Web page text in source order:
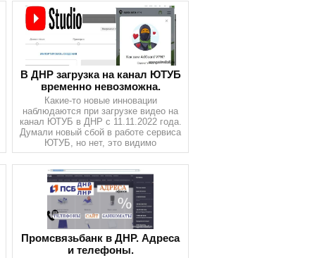
В ДНР загрузка на канал ЮТУБ
временно невозможна.
Какие-то новые инновации
наблюдаются при загрузке видео на
канал ЮТУБ в ДНР с 11.11.2022 года.
Думали новый сбой в работе сервиса
ЮТУБ, но нет, это видимо
Промсвязьбанк в ДНР. Адреса
и телефоны.